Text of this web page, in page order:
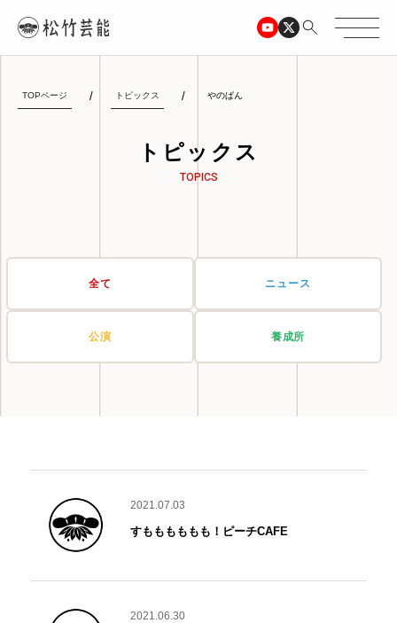
TOPページ トピックス やのぱん
トピックス
TOPICS
全て ニュース
公演 養成所
2021.07.03
すもももももも！ピーチCAFE
2021.06.30